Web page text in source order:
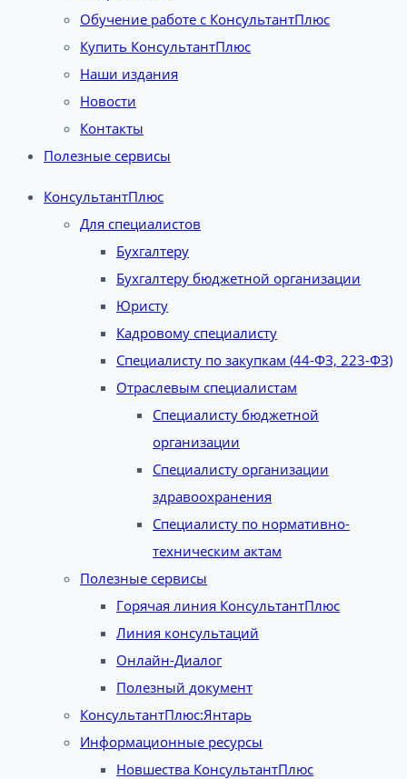
Обучение работе с КонсультантПлюс
Купить КонсультантПлюс
Наши издания
Новости
Контакты
Полезные сервисы
КонсультантПлюс
Для специалистов
Бухгалтеру
Бухгалтеру бюджетной организации
Юристу
Кадровому специалисту
Специалисту по закупкам (44-ФЗ, 223-ФЗ)
Отраслевым специалистам
Специалисту бюджетной
организации
Специалисту организации
здравоохранения
Специалисту по нормативно-
техническим актам
Полезные сервисы
Горячая линия КонсультантПлюс
Линия консультаций
Онлайн-Диалог
Полезный документ
КонсультантПлюс:Янтарь
Информационные ресурсы
Новшества КонсультантПлюс